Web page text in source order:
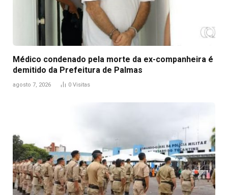
Médico condenado pela morte da ex-companheira é
demitido da Prefeitura de Palmas
agosto 7, 2026 0 Visitas